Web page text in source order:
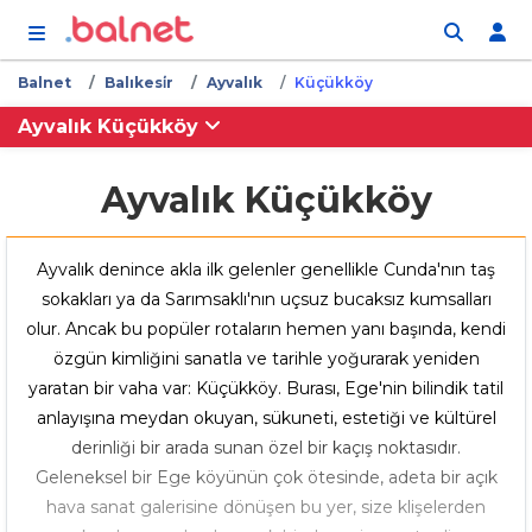
Balnet Balıkesi̇r Ayvalık Küçükköy
Ayvalık Küçükköy
Ayvalık Küçükköy
Ayvalık denince akla ilk gelenler genellikle Cunda'nın taş
sokakları ya da Sarımsaklı'nın uçsuz bucaksız kumsalları
olur. Ancak bu popüler rotaların hemen yanı başında, kendi
özgün kimliğini sanatla ve tarihle yoğurarak yeniden
yaratan bir vaha var: Küçükköy. Burası, Ege'nin bilindik tatil
anlayışına meydan okuyan, sükuneti, estetiği ve kültürel
derinliği bir arada sunan özel bir kaçış noktasıdır.
Geleneksel bir Ege köyünün çok ötesinde, adeta bir açık
hava sanat galerisine dönüşen bu yer, size klişelerden